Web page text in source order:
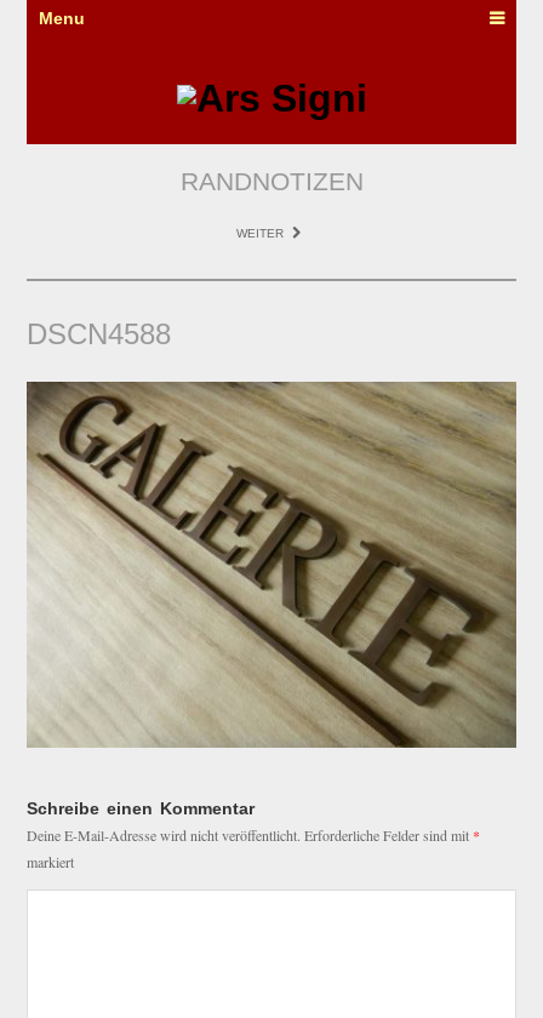
Menu
RANDNOTIZEN
WEITER
DSCN4588
Schreibe einen Kommentar
Deine E-Mail-Adresse wird nicht veröffentlicht. Erforderliche Felder sind mit *
markiert